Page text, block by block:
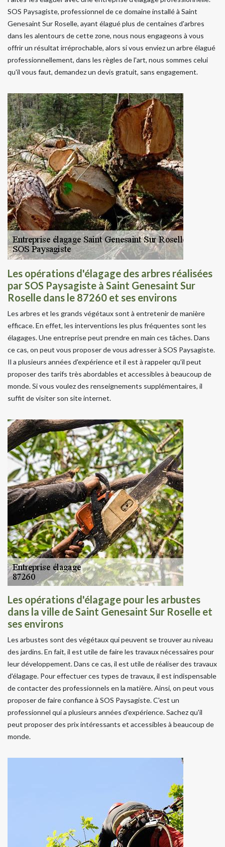
SOS Paysagiste, professionnel de ce domaine installé à Saint
Genesaint Sur Roselle, ayant élagué plus de centaines d'arbres
dans les alentours de cette zone, nous nous engageons à vous
offrir un résultat irréprochable, alors si vous enviez un arbre élagué
professionnellement, dans les règles de l'art, nous sommes celui
qu'il vous faut, demandez un devis gratuit, sans engagement.
Les opérations d'élagage des arbres réalisées
par SOS Paysagiste à Saint Genesaint Sur
Roselle dans le 87260 et ses environs
Les arbres et les grands végétaux sont à entretenir de manière
efficace. En effet, les interventions les plus fréquentes sont les
élagages. Une entreprise peut prendre en main ces tâches. Dans
ce cas, on peut vous proposer de vous adresser à SOS Paysagiste.
Il a plusieurs années d'expérience et il est à rappeler qu'il peut
proposer des tarifs très abordables et accessibles à beaucoup de
monde. Si vous voulez des renseignements supplémentaires, il
suffit de visiter son site internet.
Les opérations d'élagage pour les arbustes
dans la ville de Saint Genesaint Sur Roselle et
ses environs
Les arbustes sont des végétaux qui peuvent se trouver au niveau
des jardins. En fait, il est utile de faire les travaux nécessaires pour
leur développement. Dans ce cas, il est utile de réaliser des travaux
d'élagage. Pour effectuer ces types de travaux, il est indispensable
de contacter des professionnels en la matière. Ainsi, on peut vous
proposer de faire confiance à SOS Paysagiste. C'est un
professionnel qui a plusieurs années d'expérience. Sachez qu'il
peut proposer des prix intéressants et accessibles à beaucoup de
monde.